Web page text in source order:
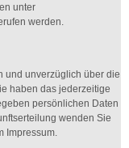
unter
werden.
und unverzüglich über die
haben das jederzeitige
persönlichen Daten
wenden Sie
Impressum.